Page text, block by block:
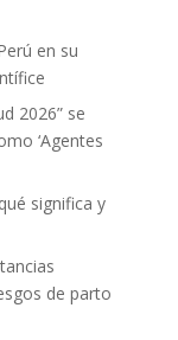
en su
2026” se
‘Agentes
significa y
de parto